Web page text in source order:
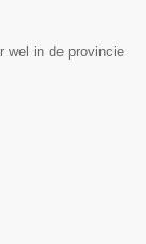
wel in de provincie